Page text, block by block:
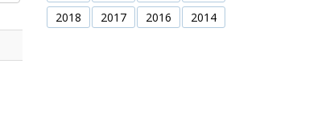
2018
2017 2016 2014